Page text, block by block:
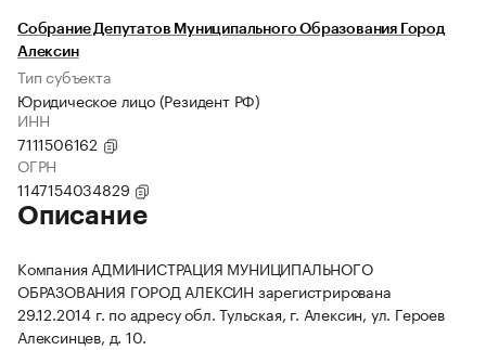
Собрание Депутатов Муниципального Образования Город
Алексин
Тип субъекта
Юридическое лицо (Резидент РФ)
ИНН
7111506162
ОГРН
1147154034829
Описание
Компания АДМИНИСТРАЦИЯ МУНИЦИПАЛЬНОГО
ОБРАЗОВАНИЯ ГОРОД АЛЕКСИН зарегистрирована
29.12.2014 г. по адресу обл. Тульская, г. Алексин, ул. Героев
Алексинцев, д. 10.